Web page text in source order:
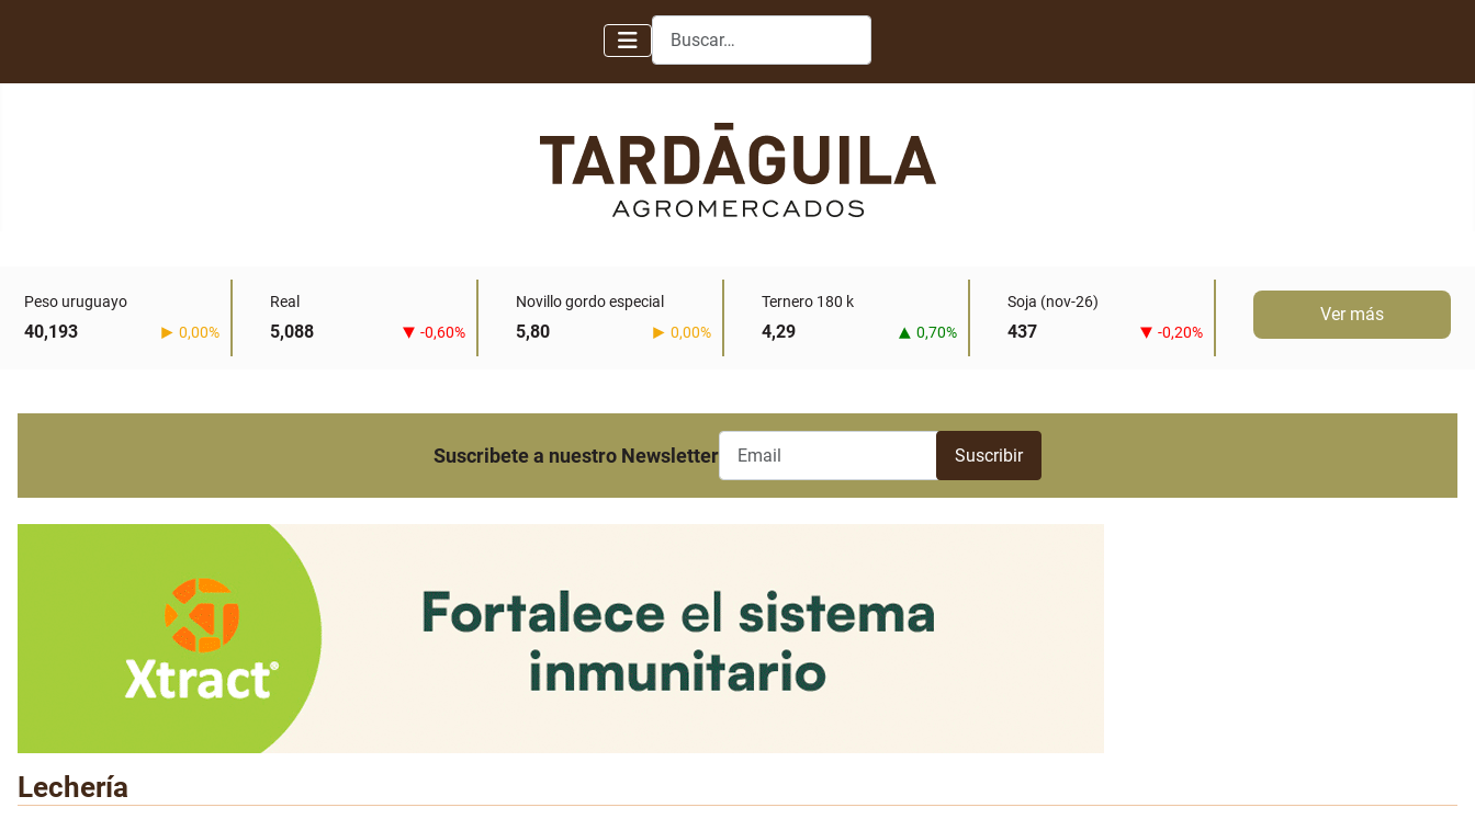
Buscar
Peso uruguayo
40,193 0,00%
Real
5,088 -0,60%
Novillo gordo especial
5,80 0,00%
Ternero 180 k
4,29 0,70%
Soja (nov-26)
437 -0,20%
Ver más
Suscribete a nuestro Newsletter
Lechería